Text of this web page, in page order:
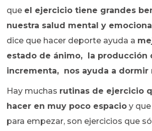
que el ejercicio tiene grandes
nuestra salud mental y
dice que hacer deporte ayuda a
estado de ánimo, la producción
incrementa, nos ayuda a dormir
Hay muchas rutinas de ejercicio
hacer en muy poco espacio y
para empezar, son ejercicios que